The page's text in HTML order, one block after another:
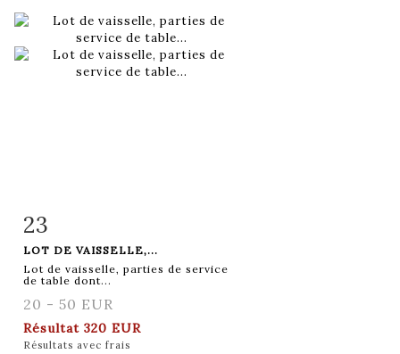
Fiche détaillée
23
LOT DE VAISSELLE,...
Lot de vaisselle, parties de service
de table dont...
20 - 50 EUR
Résultat 320 EUR
Résultats avec frais